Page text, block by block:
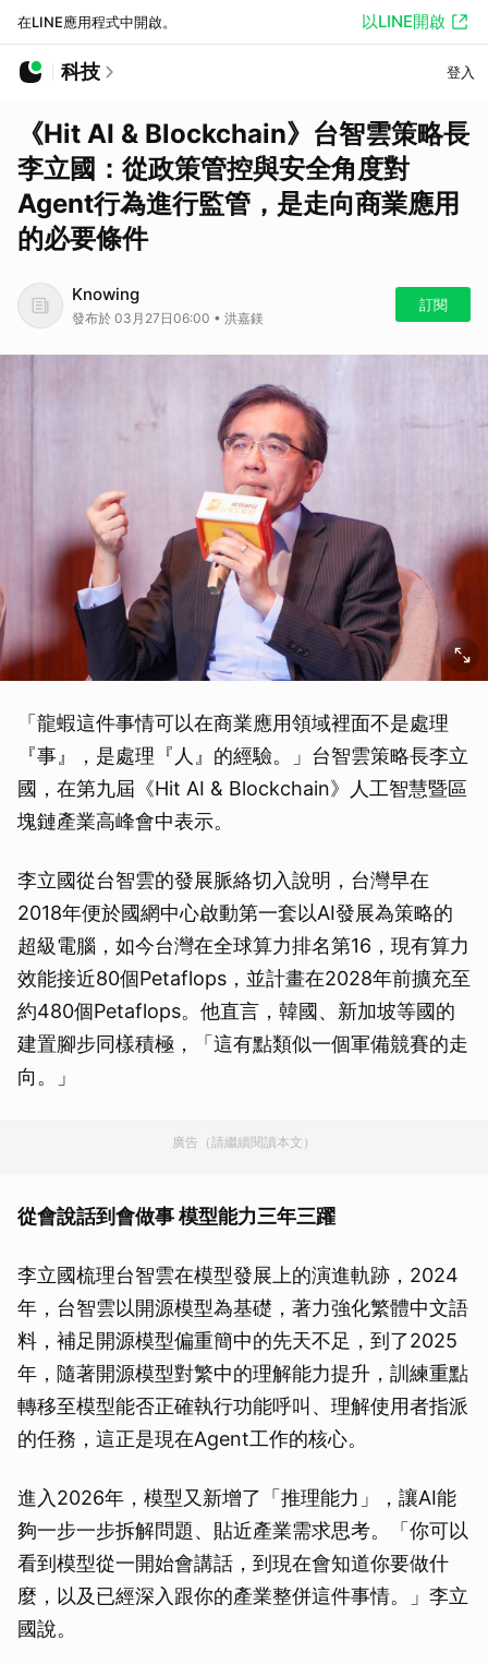
在LINE應用程式中開啟。 以LINE開啟
科技 登入
《Hit AI & Blockchain》台智雲策略長
李立國：從政策管控與安全角度對
Agent行為進行監管，是走向商業應用
的必要條件
Knowing
發布於 03月27日06:00 • 洪嘉鎂
訂閱
「龍蝦這件事情可以在商業應用領域裡面不是處理
『事』，是處理『人』的經驗。」台智雲策略長李立
國，在第九屆《Hit AI & Blockchain》人工智慧暨區
塊鏈產業高峰會中表示。
李立國從台智雲的發展脈絡切入說明，台灣早在
2018年便於國網中心啟動第一套以AI發展為策略的
超級電腦，如今台灣在全球算力排名第16，現有算力
效能接近80個Petaflops，並計畫在2028年前擴充至
約480個Petaflops。他直言，韓國、新加坡等國的
建置腳步同樣積極，「這有點類似一個軍備競賽的走
向。」
廣告（請繼續閱讀本文）
從會說話到會做事 模型能力三年三躍
李立國梳理台智雲在模型發展上的演進軌跡，2024
年，台智雲以開源模型為基礎，著力強化繁體中文語
料，補足開源模型偏重簡中的先天不足，到了2025
年，隨著開源模型對繁中的理解能力提升，訓練重點
轉移至模型能否正確執行功能呼叫、理解使用者指派
的任務，這正是現在Agent工作的核心。
進入2026年，模型又新增了「推理能力」，讓AI能
夠一步一步拆解問題、貼近產業需求思考。「你可以
看到模型從一開始會講話，到現在會知道你要做什
麼，以及已經深入跟你的產業整併這件事情。」李立
國說。